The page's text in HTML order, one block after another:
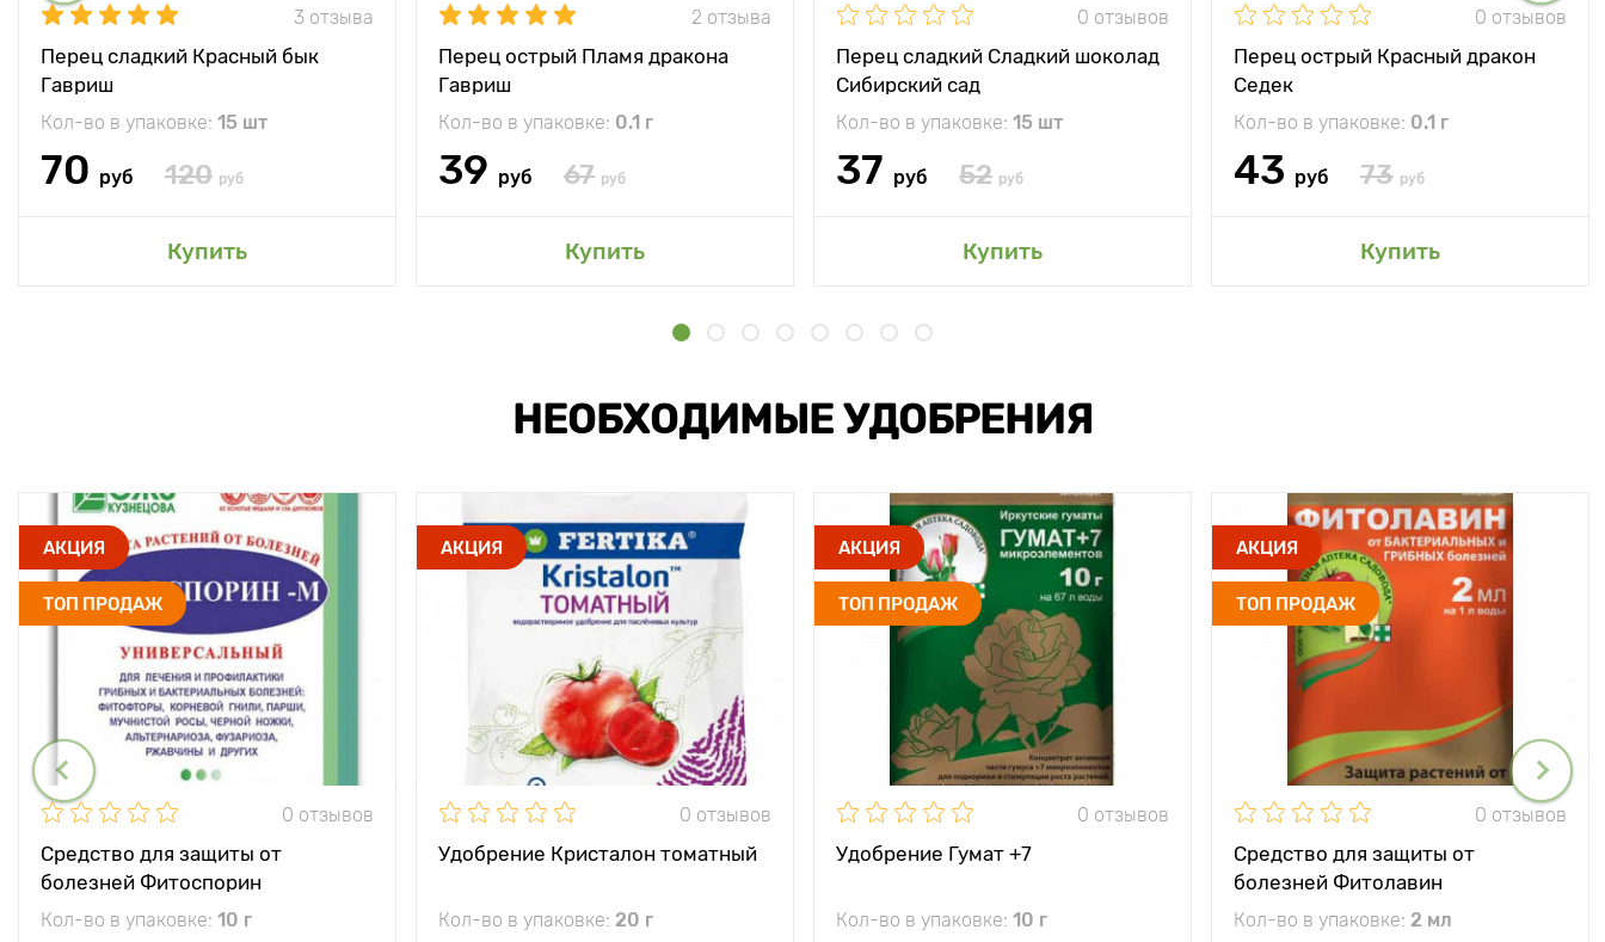
3 отзыва
Перец сладкий Красный бык
Гавриш
Кол-во в упаковке: 15 шт
70 руб 120 руб
Купить
2 отзыва
Перец острый Пламя дракона
Гавриш
Кол-во в упаковке: 0.1 г
39 руб 67 руб
Купить
0 отзывов
Перец сладкий Сладкий шоколад
Сибирский сад
Кол-во в упаковке: 15 шт
37 руб 52 руб
Купить
0 отзывов
Перец острый Красный дракон
Седек
Кол-во в упаковке: 0.1 г
43 руб 73 руб
Купить
НЕОБХОДИМЫЕ УДОБРЕНИЯ
АКЦИЯ
ТОП ПРОДАЖ
0 отзывов
Средство для защиты от
болезней Фитоспорин
Кол-во в упаковке: 10 г
АКЦИЯ
0 отзывов
Удобрение Кристалон томатный
Кол-во в упаковке: 20 г
АКЦИЯ
ТОП ПРОДАЖ
0 отзывов
Удобрение Гумат +7
Кол-во в упаковке: 10 г
АКЦИЯ
ТОП ПРОДАЖ
0 отзывов
Средство для защиты от
болезней Фитолавин
Кол-во в упаковке: 2 мл